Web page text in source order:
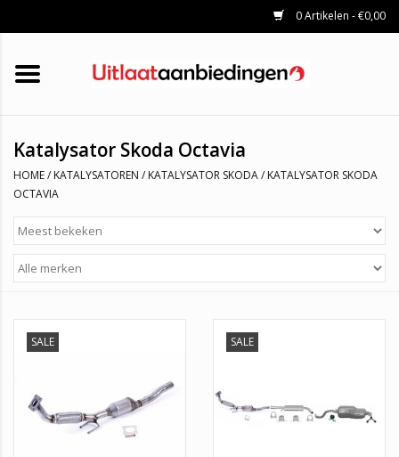
0 Artikelen - €0,00
HOME
KATALYSATOREN
UNIVERSELE UITLAATDELEN
MERKEN
Katalysator Skoda Octavia
HOME/ KATALYSATOREN / KATALYSATOR SKODA/ KATALYSATOR SKODA
OCTAVIA
SALE SALE